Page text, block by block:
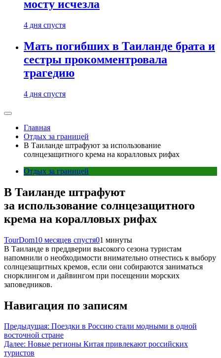
мосту исчезла
4 дня спустя
Мать погибших в Таиланде брата и
сестры прокомментровала
трагедию
4 дня спустя
Главная
Отдых за границей
В Таиланде штрафуют за использование
солнцезащитного крема на коралловых рифах
Отдых за границей
В Таиланде штрафуют
за использование солнцезащитного
крема на коралловых рифах
TourDom10 месяцев спустя01 минуты
В Таиланде в преддверии высокого сезона туристам
напомнили о необходимости внимательно отнестись к выбору
солнцезащитных кремов, если они собираются заниматься
снорклингом и дайвингом при посещении морских
заповедников.
Навигация по записям
Предыдущая: Поездки в Россию стали модными в одной
восточной стране
Далее: Новые регионы Китая привлекают российских
туристов